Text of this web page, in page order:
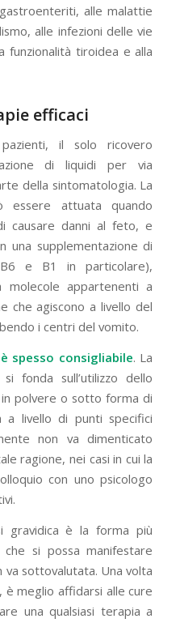
alle malattie
alle infezioni delle vie
funzionalità tiroidea e alla
efficaci
il solo ricovero
di liquidi per via
della sintomatologia. La
essere attuata quando
causare danni al feto, e
una supplementazione di
e B1 in particolare),
molecole appartenenti a
che agiscono a livello del
i centri del vomito.
spesso consigliabile. La
fonda sull’utilizzo dello
polvere o sotto forma di
a livello di punti specifici
non va dimenticato
ragione, nei casi in cui la
con uno psicologo
gravidica è la forma più
si possa manifestare
sottovalutata. Una volta
è meglio affidarsi alle cure
una qualsiasi terapia a